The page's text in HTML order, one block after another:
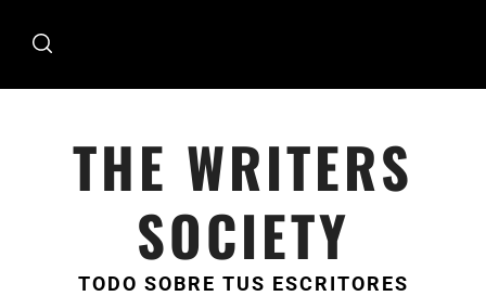
THE WRITERS
SOCIETY
TODO SOBRE TUS ESCRITORES